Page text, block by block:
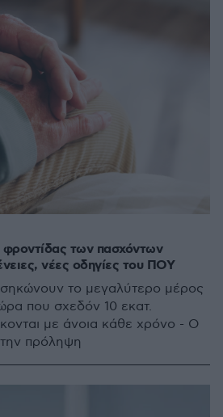
των πασχόντων
νέες οδηγίες του ΠΟΥ
σηκώνουν το μεγαλύτερο μέρος
που σχεδόν 10 εκατ.
με άνοια κάθε χρόνο - Ο
πρόληψη